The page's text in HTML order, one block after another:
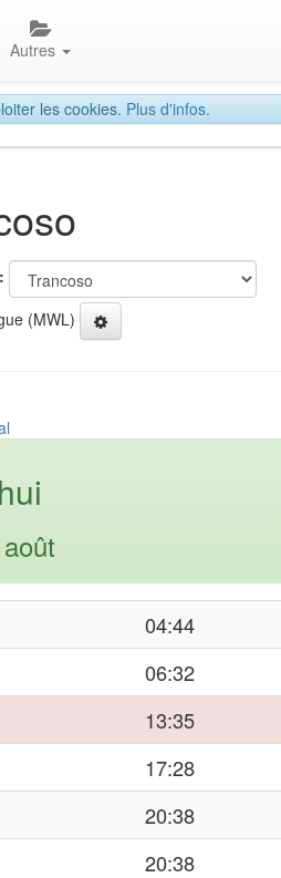
les cookies. Plus d'infos.
Autres
(MWL)
04:44
06:32
13:35
17:28
20:38
20:38